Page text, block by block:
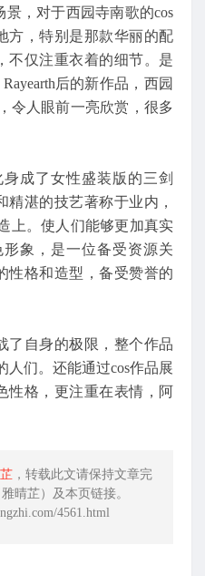
，对于西园寺南歌的cos
方，特别是那款华丽的配
不仅注重衣着的细节。是
后的新作品，西园
令人眼前一亮欣赏，很多
成了女性盛装版的三剑
湛的技艺著称于业内，
上。使人们能够更加真实
象，是一位备受资源关
性格和造型，备受赞誉的
了自身的极限，整个作品
人们。还能通过cos作品展
性格，更注重在表情，阿
，转载此文请保持文章完
晴芷）及本页链接。
4561.html